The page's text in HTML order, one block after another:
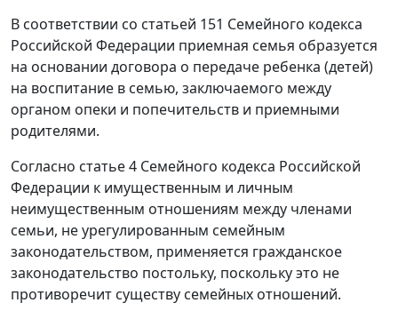
В соответствии со статьей 151 Семейного кодекса
Российской Федерации приемная семья образуется
на основании договора о передаче ребенка (детей)
на воспитание в семью, заключаемого между
органом опеки и попечительств и приемными
родителями.
Согласно статье 4 Семейного кодекса Российской
Федерации к имущественным и личным
неимущественным отношениям между членами
семьи, не урегулированным семейным
законодательством, применяется гражданское
законодательство постольку, поскольку это не
противоречит существу семейных отношений.